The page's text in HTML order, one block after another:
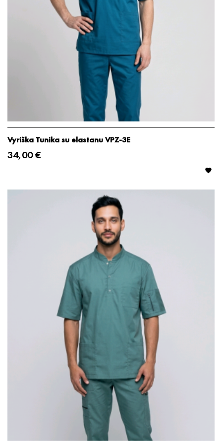
Vyriška Tunika su elastanu VPZ-3E
34,00 €
